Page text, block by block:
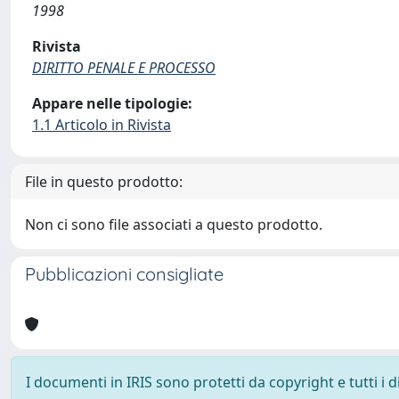
1998
Rivista
DIRITTO PENALE E PROCESSO
Appare nelle tipologie:
1.1 Articolo in Rivista
File in questo prodotto:
Non ci sono file associati a questo prodotto.
Pubblicazioni consigliate
I documenti in IRIS sono protetti da copyright e tutti i